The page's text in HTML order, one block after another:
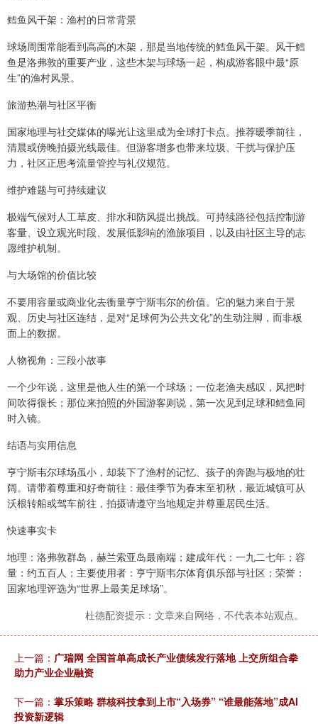
鳕鱼风干架：渔村的日常背景
球场周围常能看到高高的木架，那是当地传统的鳕鱼风干架。风干鳕
鱼是洛弗敦的重要产业，这些木架与球场一起，构成游客眼中最“原
生”的渔村风景。
旅游热潮与社区平衡
国家地理与社交媒体的曝光让这里成为全球打卡点。推荐暖季前往，
清晨或傍晚拍摄光线最佳。但游客增多也带来垃圾、干扰与保护压
力，社区正思考流量管控与礼仪规范。
维护难题与可持续建议
极端气候对人工草皮、排水和防风提出挑战。可持续路径包括控制游
客量、设立观光时段、发展低影响的渔旅项目，以及由社区主导的志
愿维护机制。
与大场馆的价值比较
不要用容量或商业化去衡量亨宁斯韦尔的价值。它的魅力来自于景
观、历史与社区连结，是对“足球何为公共文化”的生动注脚，而非板
面上的数据。
人物视角：三段小故事
一个少年说，这里是他人生的第一个球场；一位老渔夫感叹，风把时
间吹得很长；那位来拍照的外国游客则说，第一次见到足球和鳕鱼同
时入镜。
结语与实用信息
亨宁斯韦尔球场虽小，却装下了渔村的记忆、孩子的奔跑与极地的壮
阔。请带着尊重和好奇前往：最佳季节为春末至初秋，最近城镇可从
沃根转船或驾车前往，拍摄请遵守当地规定并尊重居民生活。
快速事实卡
地理：洛弗敦群岛，赫兰索亚岛最南端；建成年代：一九二七年；容
量：约五百人；主要使用者：亨宁斯韦尔体育俱乐部与社区；荣誉：
国家地理评选为“世界上最美足球场”。
杜德配资提示：文章来自网络，不代表本站观点。
上一篇： 广瑞网 全国首单高成长产业债续发行落地 上交所组合拳
助力产业企业融资
下一篇： 掌乐策略 群核科技拿到上市“入场券” “谁最能落地”成AI
投资新逻辑